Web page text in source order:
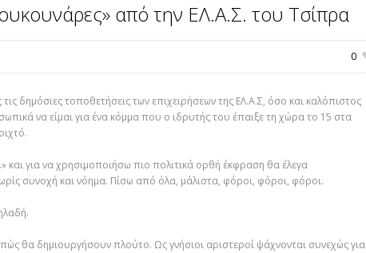
από την ΕΛ.Α.Σ. του Τσίπρα
0
δημόσιες τοποθετήσεις των επιχειρήσεων της ΕΛ.Α.Σ, όσο και καλόπιστος
να είμαι για ένα κόμμα που ο ιδρυτής του έπαιξε τη χώρα το 15 στα
καιγια ναχρησιμοποιήσω πιο πολιτικά ορθή έκφραση θα έλεγα
συνοχή και νόημα. Πίσω από όλα, μάλιστα, φόροι, φόροι, φόροι.
.
θα δημιουργήσουν πλούτο. Ωςγνήσιοι αριστεροί ψάχνονται συνεχώςγια